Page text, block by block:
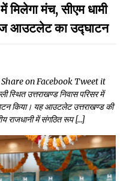
में मिलेगा मंच, सीएम धामी
आउटलेट का उद्घाटन
on Facebook Tweet it
स्थित उत्तराखण्ड निवास परिसर में
किया। यह आउटलेट उत्तराखण्ड की
राजधानी में संगठित रूप […]